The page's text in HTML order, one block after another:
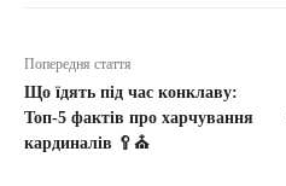
Попередня стаття
Що їдять під час конклаву:
Топ-5 фактів про харчування
кардиналів 🥄⛪